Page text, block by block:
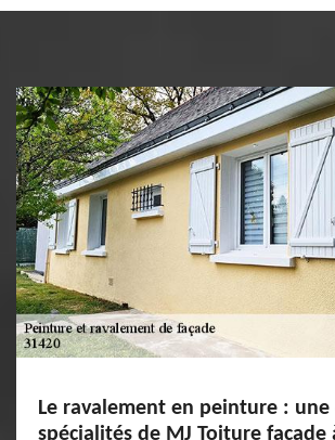
Le ravalement en peinture : une
spécialités de MJ Toiture facade